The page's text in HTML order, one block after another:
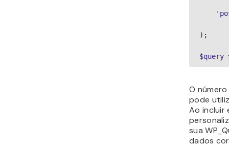
);
$query
O
pode
Ao incluir
sua
dados